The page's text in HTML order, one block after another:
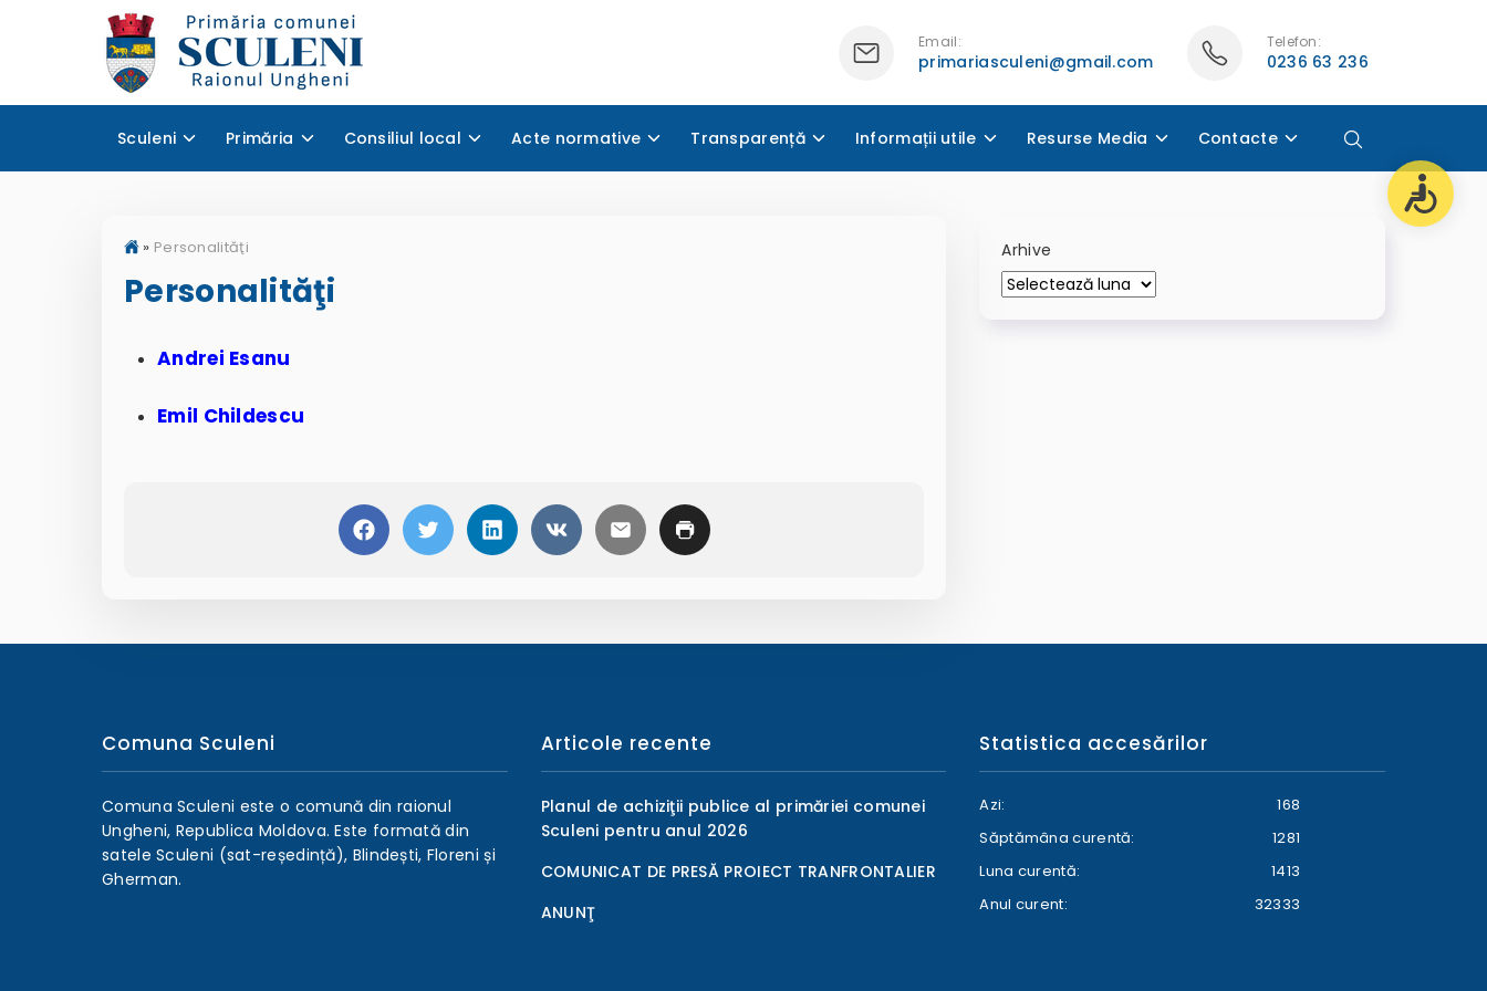
Email:
primariasculeni@gmail.com
Telefon:
0236 63 236
Sculeni Primăria Consiliul local Acte normative Transparență Informații utile Resurse Media Contacte
» Personalităţi
Personalităţi
Andrei Esanu
Emil Childescu
Arhive
Comuna Sculeni
Comuna Sculeni este o comună din raionul
Ungheni, Republica Moldova. Este formată din
satele Sculeni (sat-reședință), Blindești, Floreni și
Gherman.
Articole recente
Planul de achiziţii publice al primăriei comunei
Sculeni pentru anul 2026
COMUNICAT DE PRESĂ PROIECT TRANFRONTALIER
ANUNŢ
Statistica accesărilor
Azi:
168
Săptămâna curentă:
1281
Luna curentă:
1413
Anul curent:
32333